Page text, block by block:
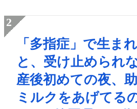
「多指症」で生ま
と、受け止められ
産後初めての夜、
ミルクをあげてる